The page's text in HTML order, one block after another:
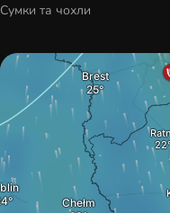
Сумки та чохли